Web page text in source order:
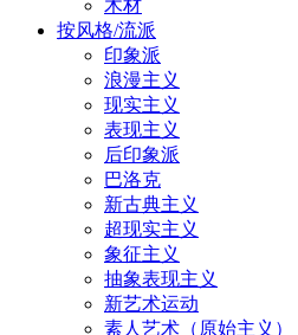
木材
按风格/流派
印象派
浪漫主义
现实主义
表现主义
后印象派
巴洛克
新古典主义
超现实主义
象征主义
抽象表现主义
新艺术运动
素人艺术（原始主义）